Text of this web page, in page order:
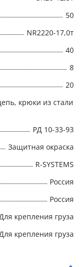
50
NR2220-17,0т
40
8
20
крюки из стали
РД 10-33-93
Защитная окраска
R-SYSTEMS
Россия
Россия
Для крепления груза
Для крепления груза